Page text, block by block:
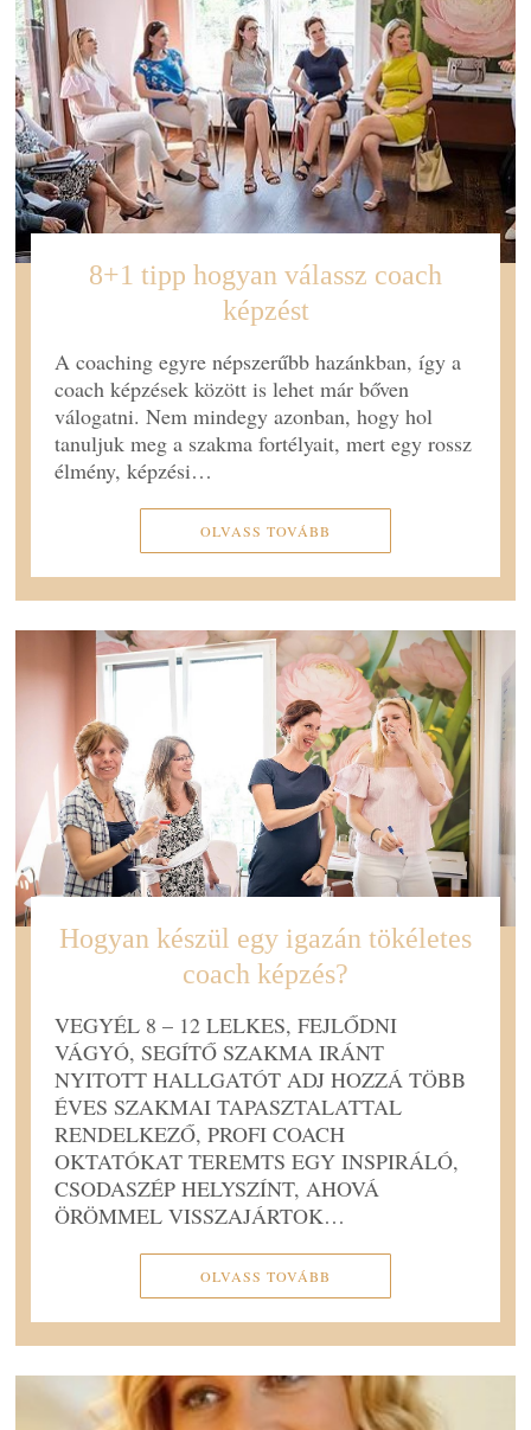
8+1 tipp hogyan válassz coach
képzést
A coaching egyre népszerűbb hazánkban, így a
coach képzések között is lehet már bőven
válogatni. Nem mindegy azonban, hogy hol
tanuljuk meg a szakma fortélyait, mert egy rossz
élmény, képzési…
OLVASS TOVÁBB
Hogyan készül egy igazán tökéletes
coach képzés?
VEGYÉL 8 – 12 LELKES, FEJLŐDNI
VÁGYÓ, SEGÍTŐ SZAKMA IRÁNT
NYITOTT HALLGATÓT ADJ HOZZÁ TÖBB
ÉVES SZAKMAI TAPASZTALATTAL
RENDELKEZŐ, PROFI COACH
OKTATÓKAT TEREMTS EGY INSPIRÁLÓ,
CSODASZÉP HELYSZÍNT, AHOVÁ
ÖRÖMMEL VISSZAJÁRTOK…
OLVASS TOVÁBB